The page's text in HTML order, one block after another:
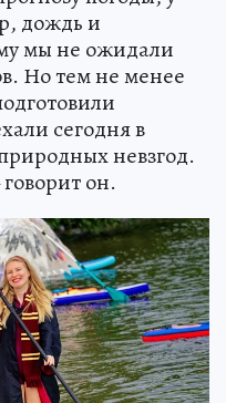
дождь и
мы не ожидали
Но тем не менее
сегодня в
невзгод.
он.